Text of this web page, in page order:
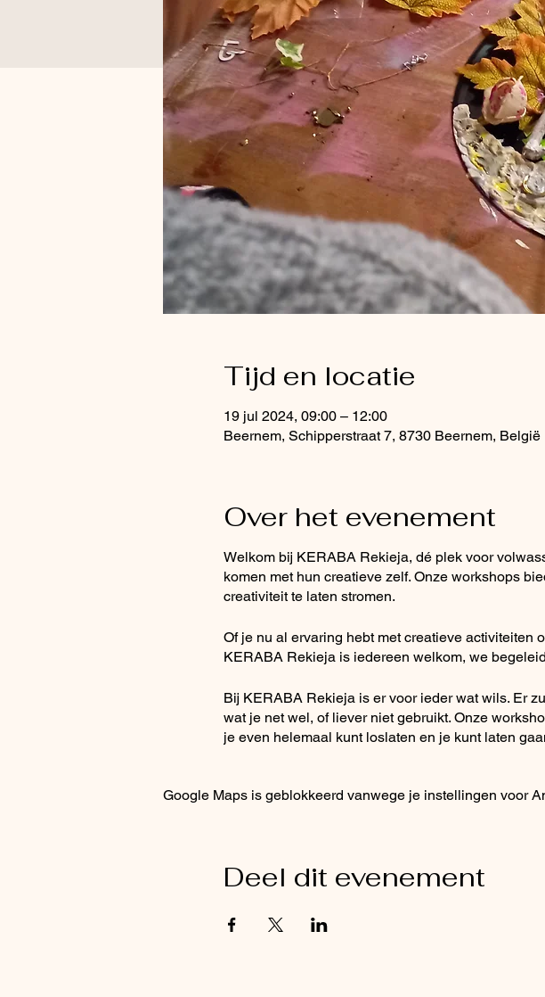
Tijd en locatie
19 jul 2024, 09:00 – 12:00
Beernem, Schipperstraat 7, 8730 Beernem, België
Over het evenement
Welkom bij KERABA Rekieja, dé plek voor
komen met hun creatieve zelf. Onze workshops
creativiteit te laten stromen.
Of je nu al ervaring hebt met creatieve activiteiten
KERABA Rekieja is iedereen welkom, we
Bij KERABA Rekieja is er voor ieder wat wils. Er
wat je net wel, of liever niet gebruikt. Onze
je even helemaal kunt loslaten en je kunt laten
nieuwe vrienden en laat je inspireren door de
Google Maps is geblokkeerd vanwege je instellingen voor
Deel dit evenement